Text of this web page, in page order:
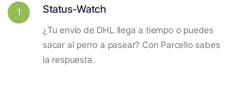
1 Status-Watch
¿Tu envío de DHL llega a tiempo o puedes
sacar al perro a pasear? Con Parcello sabes
la respuesta.